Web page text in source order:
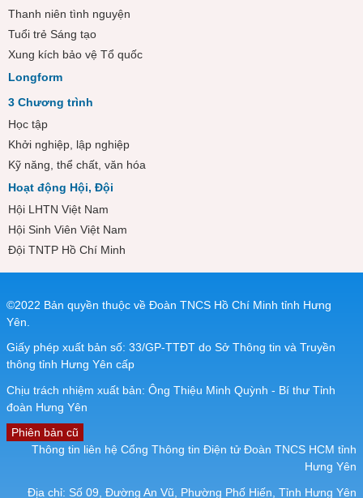
Thanh niên tình nguyện
Tuổi trẻ Sáng tạo
Xung kích bảo vệ Tổ quốc
Longform
3 Chương trình
Học tập
Khởi nghiệp, lập nghiệp
Kỹ năng, thể chất, văn hóa
Hoạt động Hội, Đội
Hội LHTN Việt Nam
Hội Sinh Viên Việt Nam
Đội TNTP Hồ Chí Minh
©2022 Bản quyền thuộc về Đoàn TNCS Hồ Chí Minh tỉnh Hưng
Yên.
Giấy phép xuất bản số: 33/GP-TTĐT do Sở Thông tin và Truyền
thông tỉnh Hưng Yên cấp
Chịu trách nhiệm xuất bản: Ông Thiệu Minh Quỳnh - Bí thư Tỉnh
đoàn Hưng Yên
Phiên bản cũ
Thông tin liên hệ Cổng Thông tin Điện tử Đoàn TNCS HCM tỉnh
Hưng Yên
Địa chỉ: Số 09, Đường An Vũ, Phường Phố Hiến, Tỉnh Hưng Yên